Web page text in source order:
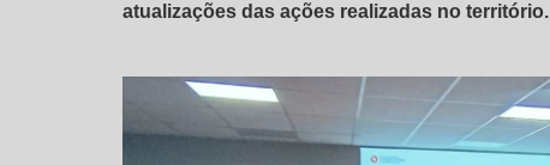
atualizações das ações realizadas no território.